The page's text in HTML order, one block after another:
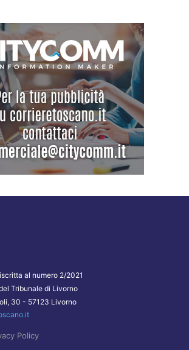
al numero 2/2021
Tribunale di Livorno
30 - 57123 Livorno
Policy